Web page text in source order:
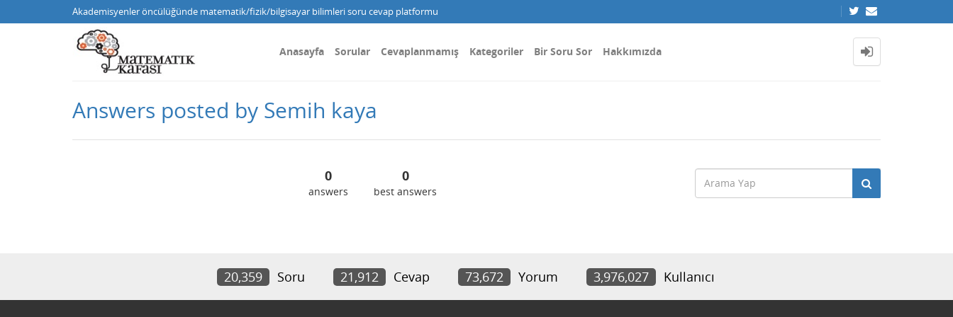
Akademisyenler öncülüğünde matematik/fizik/bilgisayar bilimleri soru cevap platformu
Anasayfa Sorular Cevaplanmamış Kategoriler Bir Soru Sor Hakkımızda
Answers posted by Semih kaya
0
answers
0
best answers
20,359 Soru 21,912 Cevap 73,672 Yorum 3,976,027 Kullanıcı